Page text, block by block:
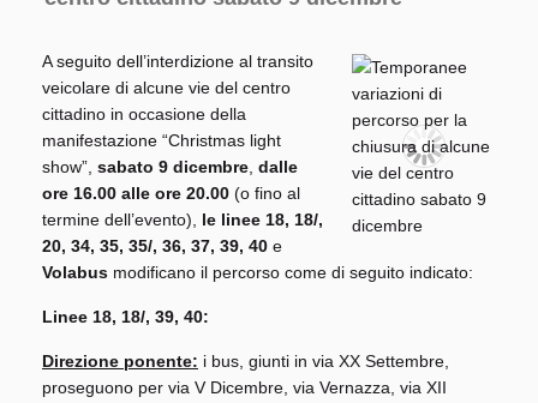
A seguito dell’interdizione al transito
veicolare di alcune vie del centro
cittadino in occasione della
manifestazione “Christmas light
show”, sabato 9 dicembre, dalle
ore 16.00 alle ore 20.00 (o fino al
termine dell’evento), le linee 18, 18/,
20, 34, 35, 35/, 36, 37, 39, 40 e
Volabus modificano il percorso come di seguito indicato:
Linee 18, 18/, 39, 40:
Direzione ponente: i bus, giunti in via XX Settembre,
proseguono per via V Dicembre, via Vernazza, via XII